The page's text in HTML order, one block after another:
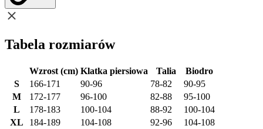
Tabela rozmiarów
Wzrost (cm) Klatka piersiowa Talia
Biodro
S
166-171 90-96 78-82
90-95
M
172-177 96-100 82-88
95-100
L
178-183 100-104 88-92
100-104
XL
184-189 104-108 92-96
104-108